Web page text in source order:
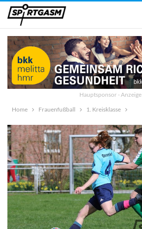
Hauptsponsor - Anzeige
Home
Frauenfußball 1. Kreisklasse